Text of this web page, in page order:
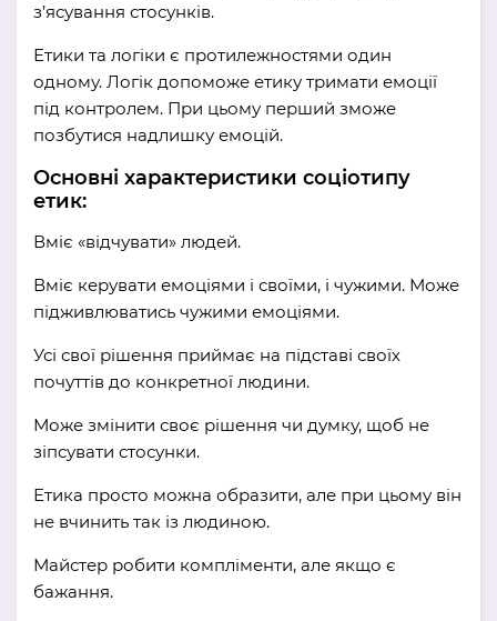
з’ясування стосунків.
Етики та логіки є протилежностями один
одному. Логік допоможе етику тримати емоції
під контролем. При цьому перший зможе
позбутися надлишку емоцій.
Основні характеристики соціотипу
етик:
Вміє «відчувати» людей.
Вміє керувати емоціями і своїми, і чужими. Може
підживлюватись чужими емоціями.
Усі свої рішення приймає на підставі своїх
почуттів до конкретної людини.
Може змінити своє рішення чи думку, щоб не
зіпсувати стосунки.
Етика просто можна образити, але при цьому він
не вчинить так із людиною.
Майстер робити компліменти, але якщо є
бажання.